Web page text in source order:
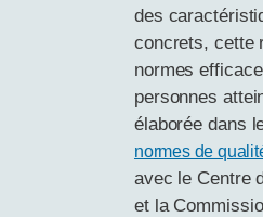
des
concrets, cette
normes
personnes
élaborée dans
normes de
avec le Centre
et la